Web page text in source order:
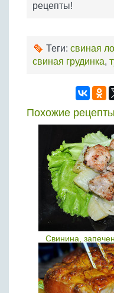
рецепты!
Теги: свиная
свиная грудинка,
Похожие
Свинина,